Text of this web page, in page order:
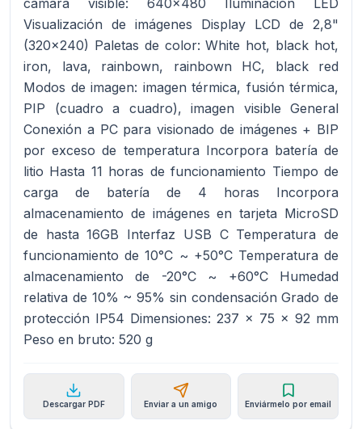
cámara visible: 640x480 Iluminación LED
Visualización de imágenes Display LCD de 2,8"
(320x240) Paletas de color: White hot, black hot,
iron, lava, rainbown, rainbown HC, black red
Modos de imagen: imagen térmica, fusión térmica,
PIP (cuadro a cuadro), imagen visible General
Conexión a PC para visionado de imágenes + BIP
por exceso de temperatura Incorpora batería de
litio Hasta 11 horas de funcionamiento Tiempo de
carga de batería de 4 horas Incorpora
almacenamiento de imágenes en tarjeta MicroSD
de hasta 16GB Interfaz USB C Temperatura de
funcionamiento de 10°C ~ +50°C Temperatura de
almacenamiento de -20°C ~ +60°C Humedad
relativa de 10% ~ 95% sin condensación Grado de
protección IP54 Dimensiones: 237 x 75 x 92 mm
Peso en bruto: 520 g
Descargar PDF Enviar a un amigo Enviármelo por email